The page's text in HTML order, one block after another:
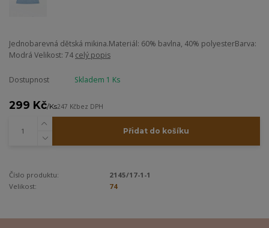
Jednobarevná dětská mikina.Materiál: 60% bavlna, 40% polyesterBarva:
Modrá Velikost: 74 celý popis
Dostupnost Skladem 1 Ks
299 Kč/Ks247 Kčbez DPH
Přidat do košíku
Číslo produktu:
2145/17-1-1
Velikost:
74